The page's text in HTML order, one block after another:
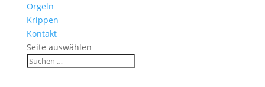
Orgeln
Krippen
Kontakt
Seite auswählen